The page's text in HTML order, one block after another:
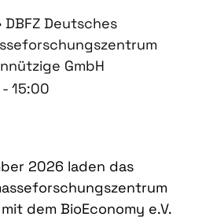
DBFZ Deutsches
GmbH
15:00
2026 laden das
dem BioEconomy e.V.